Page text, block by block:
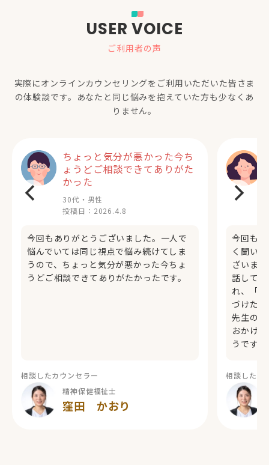
USER VOICE
ご利用者の声
実際にオンラインカウンセリングをご利用いただいた皆さま
の体験談です。あなたと同じ悩みを抱えていた方も少なくあ
りません。
ちょっと気分が悪かった今ち
ょうどご相談できてありがた
かった
30代・男性
投稿日： 2026.4.8
今回もありがとうございました。一人で
悩んでいては同じ視点で悩み続けてしま
うので、ちょっと気分が悪かった今ちょ
うどご相談できてありがたかったです。
相談したカウンセラー
精神保健福祉士
窪田 かおり
今回も
く聞い
ざいま
話して
れ、「
づけた
先生の
おかげ
うです。
相談したカ